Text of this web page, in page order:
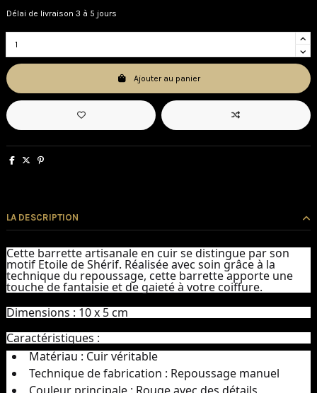
Délai de livraison 3 à 5 jours
Ajouter au panier
LA DESCRIPTION
Cette barrette artisanale en cuir se distingue par son
motif Etoile de Shérif. Réalisée avec soin grâce à la
technique du repoussage, cette barrette apporte une
touche de fantaisie et de gaieté à votre coiffure.
Dimensions : 10 x 5 cm
Caractéristiques :
Matériau : Cuir véritable
Technique de fabrication : Repoussage manuel